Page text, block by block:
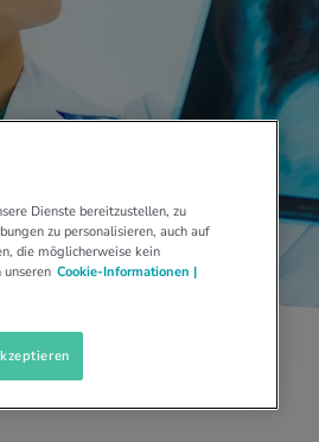
Dienste bereitzustellen, zu
zu personalisieren, auch auf
die möglicherweise kein
Cookie-Informationen |